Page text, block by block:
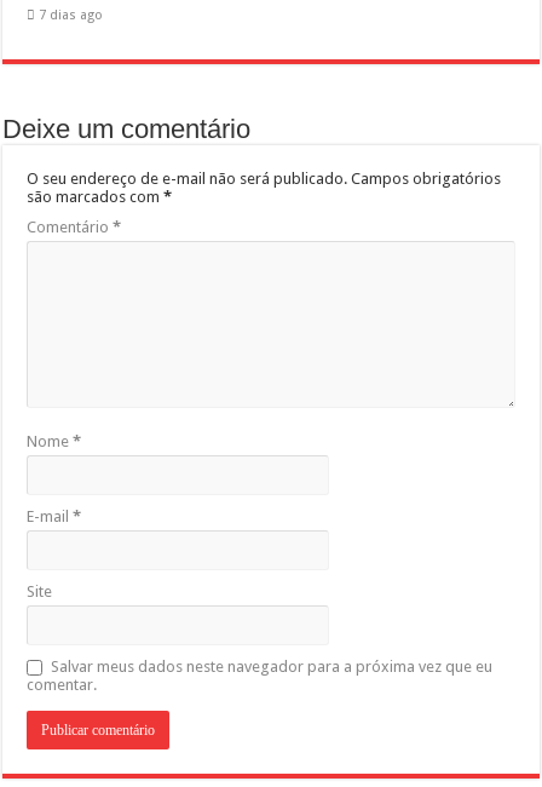
7 dias ago
Deixe um comentário
O seu endereço de e-mail não será publicado. Campos obrigatórios
são marcados com*
Comentário*
Nome*
E-mail*
Site
Salvar meus dados neste navegador para a próxima vez que eu
comentar.